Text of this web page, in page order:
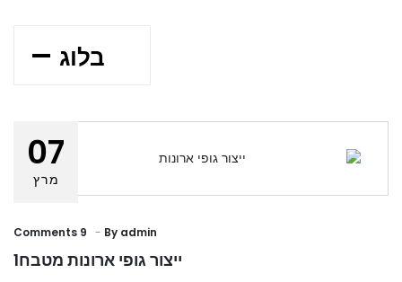
בלוג
07
מרץ
By admin
9 Comments
ייצור גופי ארונות מטבח1